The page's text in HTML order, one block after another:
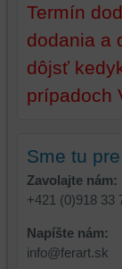
Termín
dodania a
dôjsť
prípadoch
Sme tu
Zavolajte nám:
+421 (0)918 33
Napíšte nám:
info@ferart.sk
ste
mali
účet
prihlásenia,
používať
skripty
zdroje
tretích